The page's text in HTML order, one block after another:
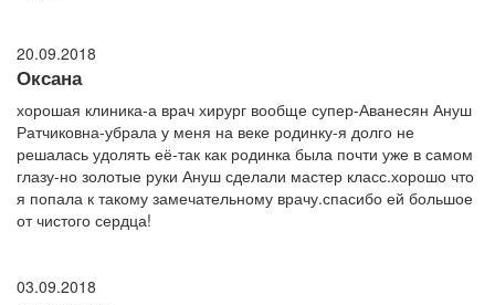
20.09.2018
Оксана
хорошая клиника-а врач хирург вообще супер-Аванесян Ануш
Ратчиковна-убрала у меня на веке родинку-я долго не
решалась удолять её-так как родинка была почти уже в самом
глазу-но золотые руки Ануш сделали мастер класс.хорошо что
я попала к такому замечательному врачу.спасибо ей большое
от чистого сердца!
03.09.2018